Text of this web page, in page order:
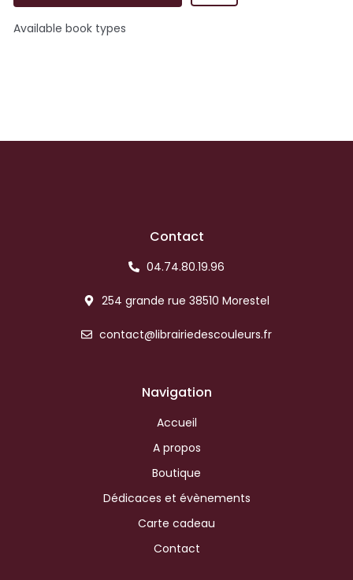
Available book types
Contact
04.74.80.19.96
254 grande rue 38510 Morestel
contact@librairiedescouleurs.fr
Navigation
Accueil
A propos
Boutique
Dédicaces et évènements
Carte cadeau
Contact